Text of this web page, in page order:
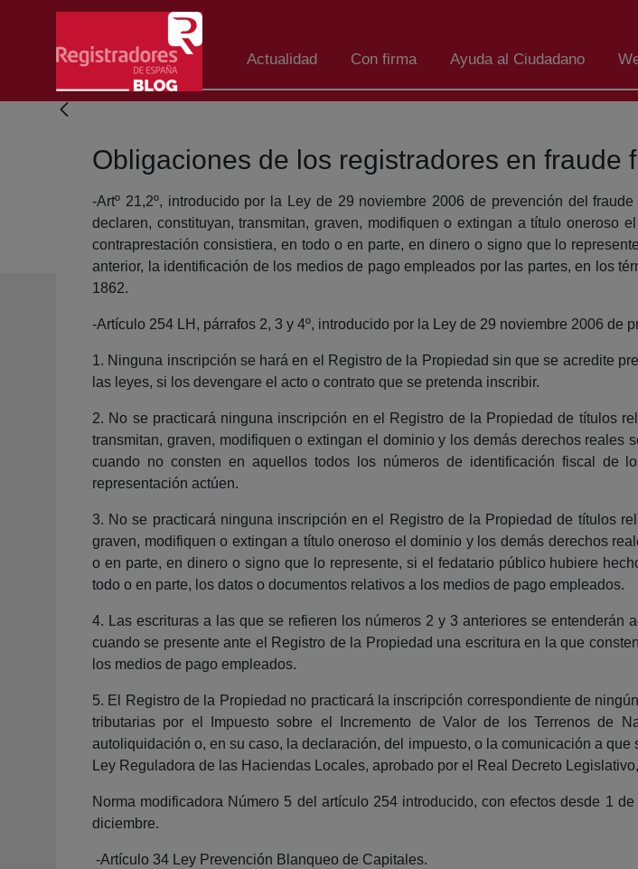
Skip to Main Content
Actualidad Con firma Ayuda al Ciudadano
Obligaciones de los registradores en fraude
-Artº 21,2º, introducido por la Ley de 29 noviembre 2006 de prevención del
declaren, constituyan, transmitan, graven, modifiquen o extingan a título oneroso
contraprestación consistiera, en todo o en parte, en dinero o signo que lo
anterior, la identificación de los medios de pago empleados por las partes, en los
1862.
-Artículo 254 LH, párrafos 2, 3 y 4º, introducido por la Ley de 29 noviembre 2006 de
1. Ninguna inscripción se hará en el Registro de la Propiedad sin que se acredite
las leyes, si los devengare el acto o contrato que se pretenda inscribir.
2. No se practicará ninguna inscripción en el Registro de la Propiedad de títulos
transmitan, graven, modifiquen o extingan el dominio y los demás derechos
cuando no consten en aquellos todos los números de identificación fiscal de
representación actúen.
3. No se practicará ninguna inscripción en el Registro de la Propiedad de títulos
graven, modifiquen o extingan a título oneroso el dominio y los demás derechos
o en parte, en dinero o signo que lo represente, si el fedatario público hubiere
todo o en parte, los datos o documentos relativos a los medios de pago empleados.
4. Las escrituras a las que se refieren los números 2 y 3 anteriores se
cuando se presente ante el Registro de la Propiedad una escritura en la que
los medios de pago empleados.
5. El Registro de la Propiedad no practicará la inscripción correspondiente de
tributarias por el Impuesto sobre el Incremento de Valor de los Terrenos de
autoliquidación o, en su caso, la declaración, del impuesto, o la comunicación a
Ley Reguladora de las Haciendas Locales, aprobado por el Real Decreto
Norma modificadora Número 5 del artículo 254 introducido, con efectos desde 1
diciembre.
-Artículo 34 Ley Prevención Blanqueo de Capitales.